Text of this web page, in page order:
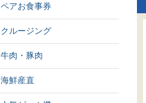
ペアお食事券
クルージング
牛肉・豚肉
海鮮産直